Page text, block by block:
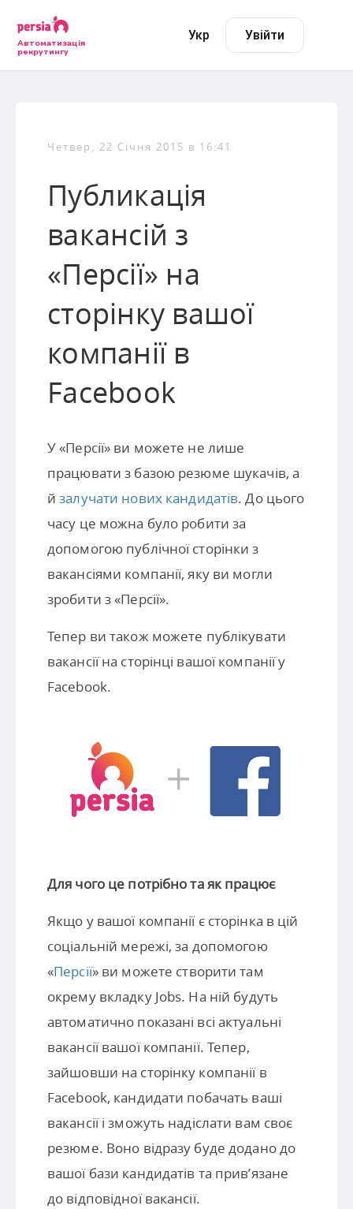
Автоматизація
рекрутингу
Укр Увійти
Четвер, 22 Січня 2015 в 16:41
Публикація
вакансій з
«Персії» на
сторінку вашої
компанії в
Facebook
У «Персії» ви можете не лише
працювати з базою резюме шукачів, а
йзалучати нових кандидатів. До цього
часу це можна було робити за
допомогою публічної сторінки з
вакансіями компанії, яку ви могли
зробити з «Персії».
Тепер ви також можете публікувати
вакансії на сторінці вашої компанії у
Facebook.
Для чого це потрібно та як працює
Якщо у вашої компанії є сторінка в цій
соціальній мережі, за допомогою
«Персії» ви можете створити там
окрему вкладку Jobs. На ній будуть
автоматично показані всі актуальні
вакансії вашої компанії. Тепер,
зайшовши на сторінку компанії в
Facebook, кандидати побачать ваші
вакансії і зможуть надіслати вам своє
резюме. Воно відразу буде додано до
вашої бази кандидатів та прив’язане
до відповідної вакансії.